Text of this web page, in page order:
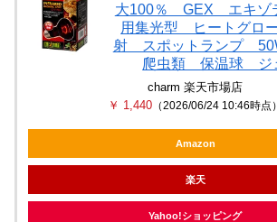
大100％ GEX エキゾ
用集光型 ヒートグロ
射 スポットランプ
爬虫類 保温球 ジ
charm 楽天市場店
￥ 1,440 （2026/06/24 10:46時点）
Amazon
楽天
Yahoo!ショッピング